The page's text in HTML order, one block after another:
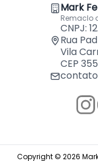
Mark
Remaclo
CNPJ:
Rua
Vila
CEP
Copyright © 2026